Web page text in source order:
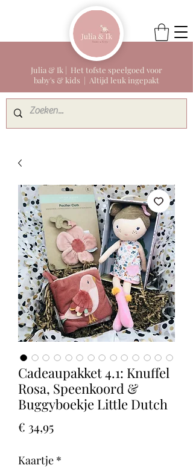
Julia & Ik | Het tofste speelgoed voor
baby's & kids | Altijd leuk ingepakt
Cadeaupakket 4.1: Knuffel
Rosa, Speenkoord &
Buggyboekje Little Dutch
€ 34,95Prijs
Kaartje *